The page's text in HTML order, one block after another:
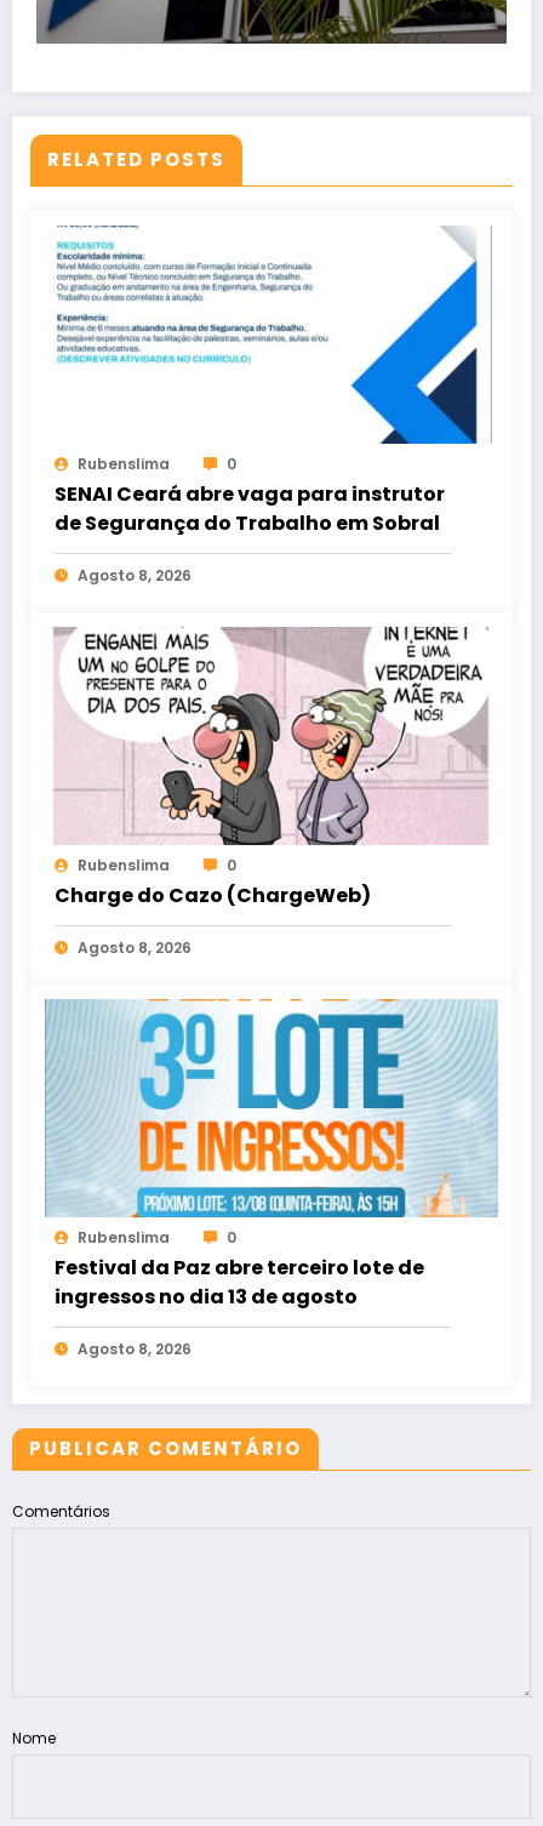
RELATED POSTS
Rubenslima 0
SENAI Ceará abre vaga para instrutor
de Segurança do Trabalho em Sobral
Agosto 8, 2026
Rubenslima 0
Charge do Cazo (ChargeWeb)
Agosto 8, 2026
Rubenslima 0
Festival da Paz abre terceiro lote de
ingressos no dia 13 de agosto
Agosto 8, 2026
PUBLICAR COMENTÁRIO
Comentários
Nome